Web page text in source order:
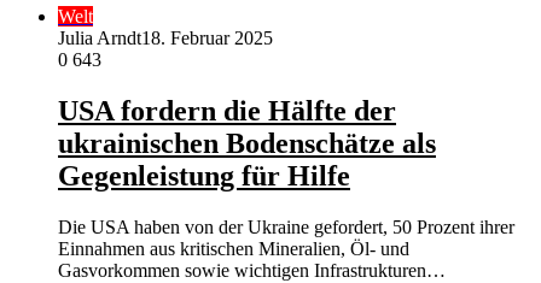
Welt
Julia Arndt18. Februar 2025
0 643
USA fordern die Hälfte der
ukrainischen Bodenschätze als
Gegenleistung für Hilfe
Die USA haben von der Ukraine gefordert, 50 Prozent ihrer
Einnahmen aus kritischen Mineralien, Öl- und
Gasvorkommen sowie wichtigen Infrastrukturen…